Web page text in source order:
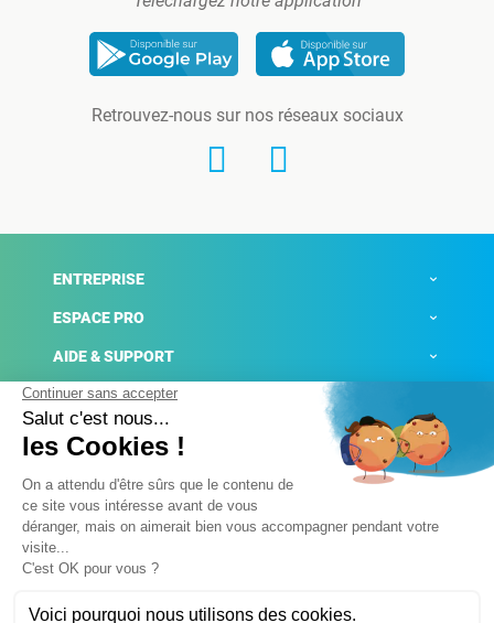
Retrouvez-nous sur nos réseaux sociaux
ENTREPRISE
ESPACE PRO
AIDE & SUPPORT
ACTUALITÉS
Mentions légales